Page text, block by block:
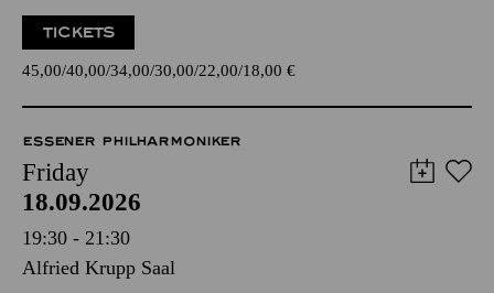
TICKETS
45,00 40,00 34,00 30,00 22,00 18,00 €
ESSENER PHILHARMONIKER
Friday
18.09.2026
19:30 - 21:30
Alfried Krupp Saal